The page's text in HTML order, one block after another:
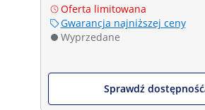
Oferta limitowana
Gwarancja najniższej ceny
Wyprzedane
Sprawdź dostępność